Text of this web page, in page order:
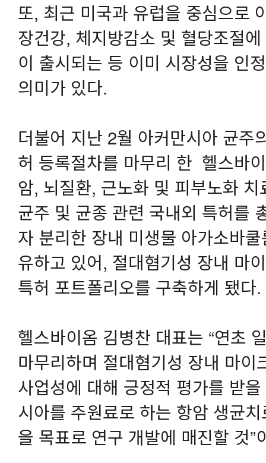
또, 최근 미국과 유럽을 중심으로
장건강, 체지방감소 및 혈당조절
이 출시되는 등 이미 시장성을 인
의미가 있다.
더불어 지난 2월 아커만시아 균주
허 등록절차를 마무리 한 헬스바
암, 뇌질환, 근노화 및 피부노화
균주 및 균종 관련 국내외 특허를
자 분리한 장내 미생물 아가소바
유하고 있어, 절대혐기성 장내 마
특허 포트폴리오를 구축하게 됐다.
헬스바이옴 김병찬 대표는 “연초
마무리하며 절대혐기성 장내 마
사업성에 대해 긍정적 평가를 받
시아를 주원료로 하는 항암 생균
을 목표로 연구 개발에 매진할 것”